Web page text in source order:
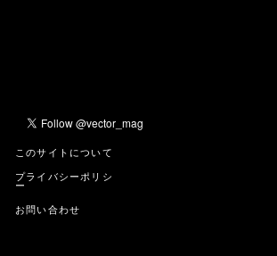
このサイトについて
プライバシーポリシ
ー
お問い合わせ